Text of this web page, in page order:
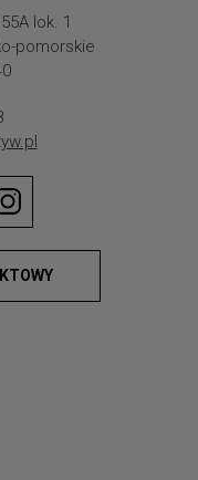
lok. 1
pomorskie